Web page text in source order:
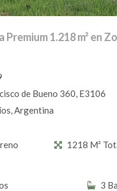
Premium 1.218 m² en
de Bueno 360, E3106
Argentina
1218 M²
3